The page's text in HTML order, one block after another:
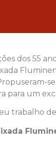
dos 55
para um
trabalho